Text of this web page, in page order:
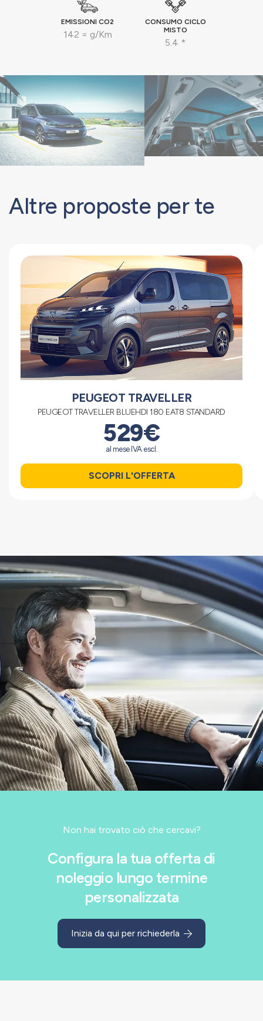
EMISSIONI CO2
142 = g/Km
CONSUMO CICLO
MISTO
5.4 *
Altre proposte per te
PEUGEOT TRAVELLER
PEUGEOT TRAVELLER BLUEHDI 180 EAT8 STANDARD
529€
al mese IVA escl.
SCOPRI L'OFFERTA
Non hai trovato ciò che cercavi?
Configura la tua offerta di
noleggio lungo termine
personalizzata
Inizia da qui per richiederla